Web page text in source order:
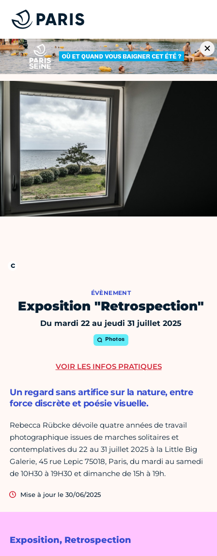
ÉVÈNEMENT
Exposition "Retrospection"
Du mardi 22 au jeudi 31 juillet 2025
Photos
Exposition, Retrospection
Un regard sans artifice sur la nature, entre
force discrète et poésie visuelle.
Rebecca Rübcke dévoile quatre années de travail
photographique issues de marches solitaires et
contemplatives du 22 au 31 juillet 2025 à la Little Big
Galerie, 45 rue Lepic 75018, Paris, du mardi au samedi
de 10H30 à 19H30 et dimanche de 15h à 19h.
Mise à jour le 30/06/2025
VOIR LES INFOS PRATIQUES